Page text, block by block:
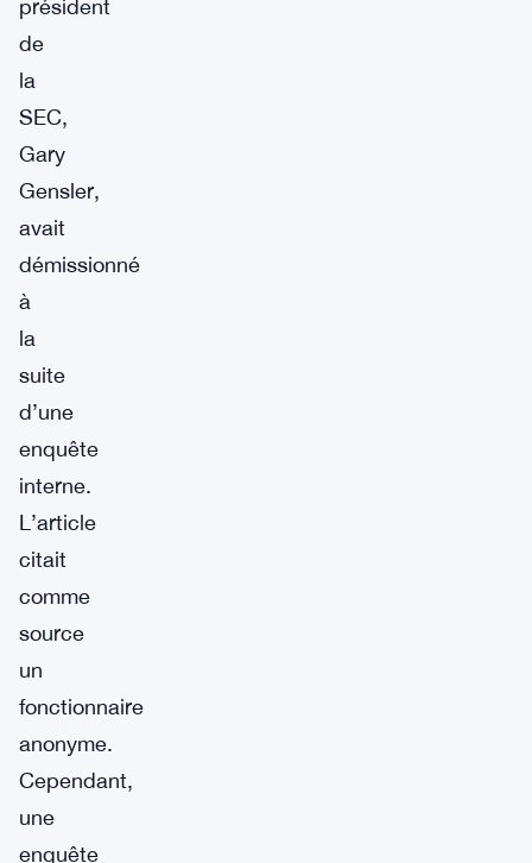
président
de
la
SEC,
Gary
Gensler,
avait
démissionné
à
la
suite
d’une
enquête
interne.
L’article
citait
comme
source
un
fonctionnaire
anonyme.
Cependant,
une
enquête